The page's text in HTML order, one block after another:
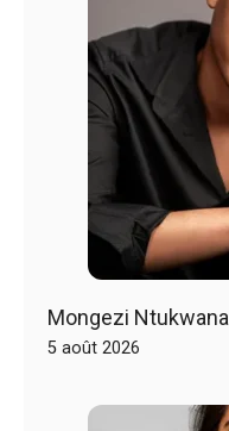
Mongezi Ntukwana
5 août 2026